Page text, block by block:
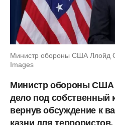
Министр обороны США Ллойд
Images
Министр обороны США
дело под собственный
вернув обсуждение к
казни для